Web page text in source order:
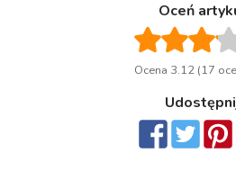
Oceń
Ocena 3.12 (17